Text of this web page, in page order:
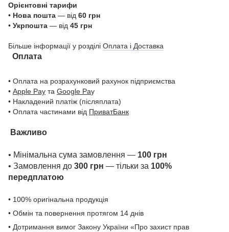
Орієнтовні тарифи
• Нова пошта — від 60 грн
• Укрпошта — від 45 грн
Більше інформації у розділі Оплата і Доставка
Оплата
• Оплата на розрахунковий рахунок підприємства
• Apple Pay та Google Pay
• Накладений платіж (післяплата)
• Оплата частинами від ПриватБанк
Важливо
• Мінімальна сума замовлення — 100 грн
• Замовлення до 300 грн — тільки за 100%
передплатою
• 100% оригінальна продукція
• Обмін та повернення протягом 14 днів
• Дотримання вимог Закону України «Про захист прав